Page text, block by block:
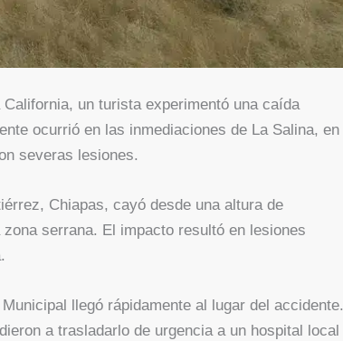
un turista experimentó una caída
ocurrió en las inmediaciones de La Salina, en
severas lesiones.
Chiapas, cayó desde una altura de
serrana. El impacto resultó en lesiones
llegó rápidamente al lugar del accidente.
a trasladarlo de urgencia a un hospital local